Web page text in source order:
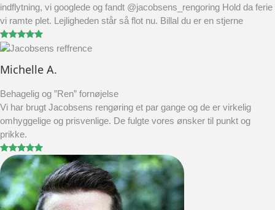
indflytning, vi googlede og fandt @jacobsens_rengoring Hold da ferie
vi ramte plet. Lejligheden står så flot nu. Billal du er en stjerne
Michelle A.
Behagelig og ”Ren” fornøjelse
Vi har brugt Jacobsens rengøring et par gange og de er virkelig
omhyggelige og prisvenlige. De fulgte vores ønsker til punkt og
prikke.